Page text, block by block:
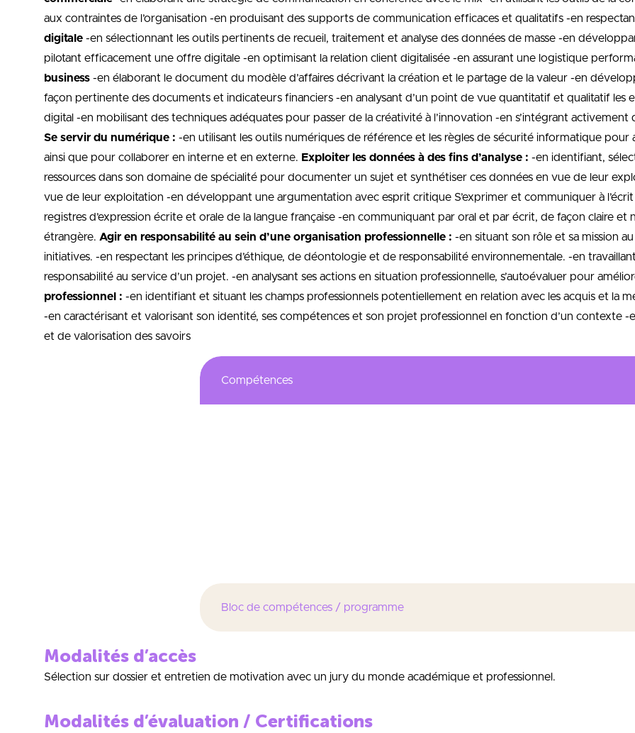
aux contraintes de l’organisation -en produisant des supports de communication efficaces et qualitatifs -en
digitale -en sélectionnant les outils pertinents de recueil, traitement et analyse des données de masse -en
pilotant efficacement une offre digitale -en optimisant la relation client digitalisée -en assurant une logistique
business -en élaborant le document du modèle d’affaires décrivant la création et le partage de la valeur -en
façon pertinente des documents et indicateurs financiers -en analysant d’un point de vue quantitatif et qualitatif les
digital -en mobilisant des techniques adéquates pour passer de la créativité à l’innovation -en s’intégrant activement
Se servir du numérique : -en utilisant les outils numériques de référence et les règles de sécurité informatique
ainsi que pour collaborer en interne et en externe. Exploiter les données à des fins d’analyse : -en identifiant,
ressources dans son domaine de spécialité pour documenter un sujet et synthétiser ces données en vue de leur
vue de leur exploitation -en développant une argumentation avec esprit critique S’exprimer et communiquer à
registres d’expression écrite et orale de la langue française -en communiquant par oral et par écrit, de façon claire
étrangère. Agir en responsabilité au sein d’une organisation professionnelle : -en situant son rôle et sa mission
initiatives. -en respectant les principes d’éthique, de déontologie et de responsabilité environnementale. -en
responsabilité au service d’un projet. -en analysant ses actions en situation professionnelle, s’autoévaluer pour
professionnel : -en identifiant et situant les champs professionnels potentiellement en relation avec les acquis et la
-en caractérisant et valorisant son identité, ses compétences et son projet professionnel en fonction d’un contexte
et de valorisation des savoirs
Compétences
Bloc de compétences / programme
Modalités d’accès
Sélection sur dossier et entretien de motivation avec un jury du monde académique et professionnel.
Modalités d’évaluation / Certifications